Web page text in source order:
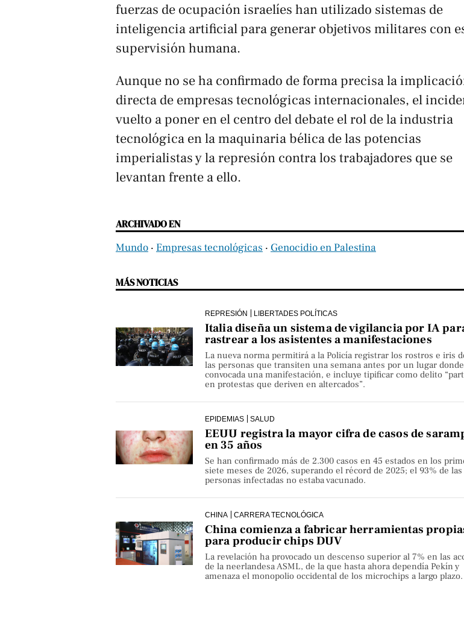
fuerzas de ocupación israelíes han utilizado sistemas de
inteligencia artificial para generar objetivos militares con
supervisión humana.
Aunque no se ha confirmado de forma precisa la
directa de empresas tecnológicas internacionales, el
vuelto a poner en el centro del debate el rol de la industria
tecnológica en la maquinaria bélica de las potencias
imperialistas y la represión contra los trabajadores que se
levantan frente a ello.
ARCHIVADO EN
Mundo ‧ Empresas tecnológicas ‧ Genocidio en Palestina
MÁS NOTICIAS
REPRESIÓN LIBERTADES POLÍTICAS
Italia diseña un sistema de vigilancia por IA
rastrear a los asistentes a manifestaciones
La nueva norma permitirá a la Policía registrar los rostros e iris
las personas que transiten una semana antes por un lugar
convocada una manifestación, e incluye tipificar como delito
en protestas que deriven en altercados”.
EPIDEMIAS SALUD
EEUU registra la mayor cifra de casos de
en 35 años
Se han confirmado más de 2.300 casos en 45 estados en los
siete meses de 2026, superando el récord de 2025; el 93% de las
personas infectadas no estaba vacunado.
CHINA CARRERA TECNOLÓGICA
China comienza a fabricar herramientas
para producir chips DUV
La revelación ha provocado un descenso superior al 7% en las
de la neerlandesa ASML, de la que hasta ahora dependía Pekín y
amenaza el monopolio occidental de los microchips a largo plazo.